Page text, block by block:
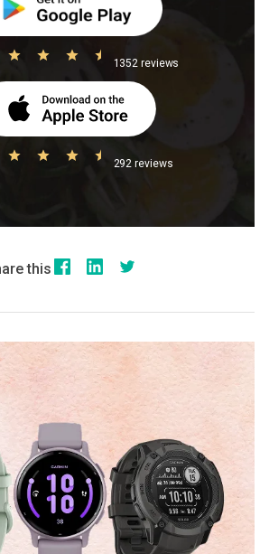
1352 reviews
292 reviews
this